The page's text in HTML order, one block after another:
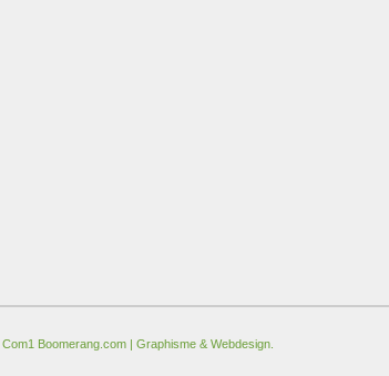
Com1 Boomerang.com | Graphisme & Webdesign.